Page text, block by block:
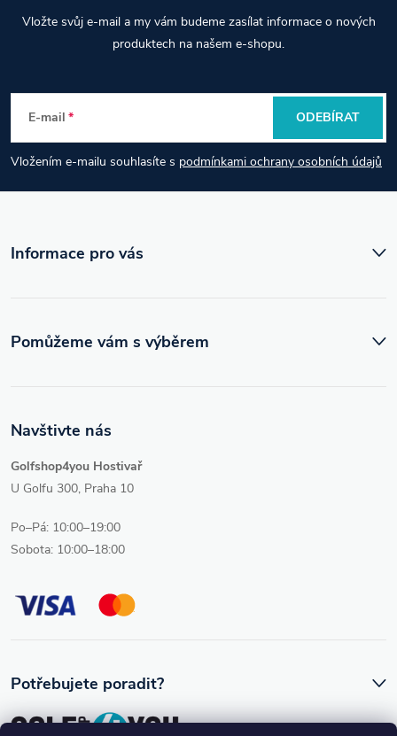
p
a
t
Vložte svůj e-mail a my vám budeme zasílat informace o nových
produktech na našem e-shopu.
E-mail
Vložením e-mailu souhlasíte s podmínkami ochrany osobních údajů
ODEBÍRAT
Informace pro vás
Navštivte nás
Golfshop4you Hostivař
U Golfu 300, Praha 10
Po–Pá: 10:00–19:00
Sobota: 10:00–18:00
Pomůžeme vám s výběrem
Potřebujete poradit?